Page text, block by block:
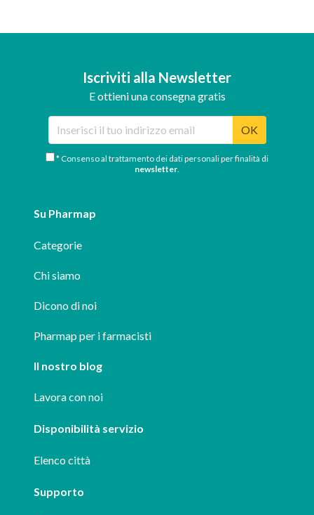
Iscriviti alla Newsletter
E ottieni una consegna gratis
OK
* Consenso al trattamento dei dati personali per finalità di
newsletter
Su Pharmap
Categorie
Chi siamo
Dicono di noi
Pharmap per i farmacisti
Il nostro blog
Lavora con noi
Disponibilità servizio
Elenco città
Supporto